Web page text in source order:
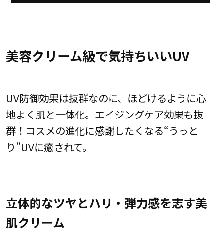
美容クリーム級で気持ちいいUV
UV防御効果は抜群なのに、ほどけるように心
地よく肌と一体化。エイジングケア効果も抜
群！コスメの進化に感謝したくなる“うっと
り”UVに癒されて。
立体的なツヤとハリ・弾力感を志す美
肌クリーム